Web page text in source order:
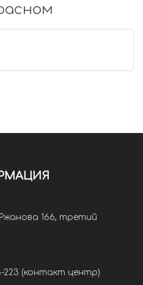
166, третий
223 (контакт центр)